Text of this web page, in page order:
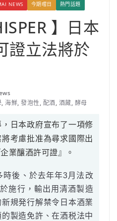
NEWS 今期嚐日 熱門話題
】日本
證立法將於
, 海鮮, 發泡性, 配酒, 酒藏, 酵母
日本政府宣布了一項修
考慮批准為尋求國際出
業釀酒許可證』。
時後、於去年年3月法改
施行，輸出用清酒製造
規発行解禁令日本酒業
製造免許、在酒税法中